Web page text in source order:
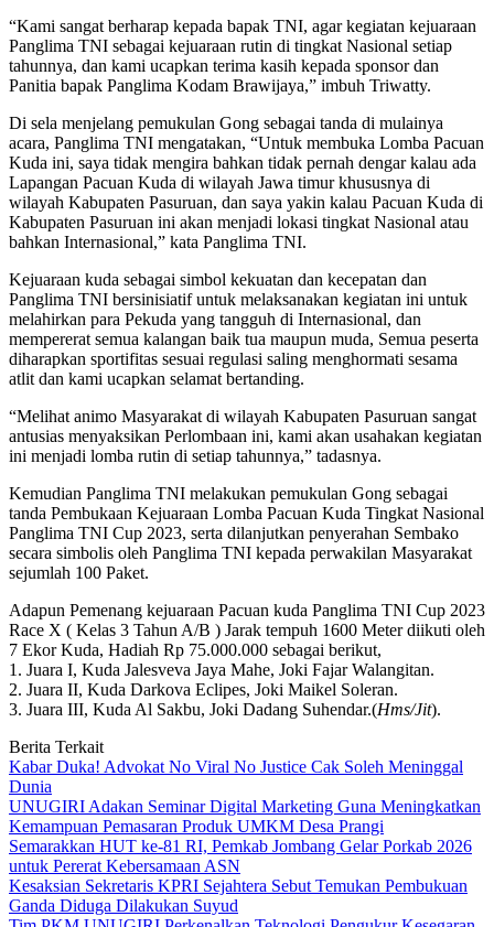
“Kami sangat berharap kepada bapak TNI, agar kegiatan kejuaraan
Panglima TNI sebagai kejuaraan rutin di tingkat Nasional setiap
tahunnya, dan kami ucapkan terima kasih kepada sponsor dan
Panitia bapak Panglima Kodam Brawijaya,” imbuh Triwatty.
Di sela menjelang pemukulan Gong sebagai tanda di mulainya
acara, Panglima TNI mengatakan, “Untuk membuka Lomba Pacuan
Kuda ini, saya tidak mengira bahkan tidak pernah dengar kalau ada
Lapangan Pacuan Kuda di wilayah Jawa timur khususnya di
wilayah Kabupaten Pasuruan, dan saya yakin kalau Pacuan Kuda di
Kabupaten Pasuruan ini akan menjadi lokasi tingkat Nasional atau
bahkan Internasional,” kata Panglima TNI.
Kejuaraan kuda sebagai simbol kekuatan dan kecepatan dan
Panglima TNI bersinisiatif untuk melaksanakan kegiatan ini untuk
melahirkan para Pekuda yang tangguh di Internasional, dan
mempererat semua kalangan baik tua maupun muda, Semua peserta
diharapkan sportifitas sesuai regulasi saling menghormati sesama
atlit dan kami ucapkan selamat bertanding.
“Melihat animo Masyarakat di wilayah Kabupaten Pasuruan sangat
antusias menyaksikan Perlombaan ini, kami akan usahakan kegiatan
ini menjadi lomba rutin di setiap tahunnya,” tadasnya.
Kemudian Panglima TNI melakukan pemukulan Gong sebagai
tanda Pembukaan Kejuaraan Lomba Pacuan Kuda Tingkat Nasional
Panglima TNI Cup 2023, serta dilanjutkan penyerahan Sembako
secara simbolis oleh Panglima TNI kepada perwakilan Masyarakat
sejumlah 100 Paket.
Adapun Pemenang kejuaraan Pacuan kuda Panglima TNI Cup 2023
Race X ( Kelas 3 Tahun A/B ) Jarak tempuh 1600 Meter diikuti oleh
7 Ekor Kuda, Hadiah Rp 75.000.000 sebagai berikut,
1. Juara I, Kuda Jalesveva Jaya Mahe, Joki Fajar Walangitan.
2. Juara II, Kuda Darkova Eclipes, Joki Maikel Soleran.
3. Juara III, Kuda Al Sakbu, Joki Dadang Suhendar.(Hms/Jit).
Berita Terkait
Kabar Duka! Advokat No Viral No Justice Cak Soleh Meninggal
Dunia
UNUGIRI Adakan Seminar Digital Marketing Guna Meningkatkan
Kemampuan Pemasaran Produk UMKM Desa Prangi
Semarakkan HUT ke-81 RI, Pemkab Jombang Gelar Porkab 2026
untuk Pererat Kebersamaan ASN
Kesaksian Sekretaris KPRI Sejahtera Sebut Temukan Pembukuan
Ganda Diduga Dilakukan Suyud